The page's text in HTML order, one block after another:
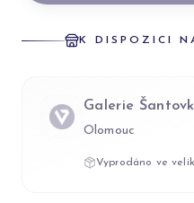
K DISPOZICI
Galerie
Olomouc
Vyprodáno ve